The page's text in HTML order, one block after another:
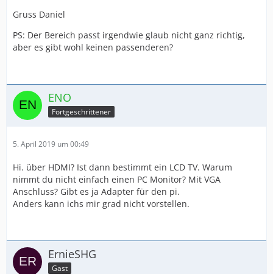
Gruss Daniel
PS: Der Bereich passt irgendwie glaub nicht ganz richtig,
aber es gibt wohl keinen passenderen?
ENO
Fortgeschrittener
5. April 2019 um 00:49
Hi. über HDMI? Ist dann bestimmt ein LCD TV. Warum
nimmt du nicht einfach einen PC Monitor? Mit VGA
Anschluss? Gibt es ja Adapter für den pi.
Anders kann ichs mir grad nicht vorstellen.
ErnieSHG
Gast